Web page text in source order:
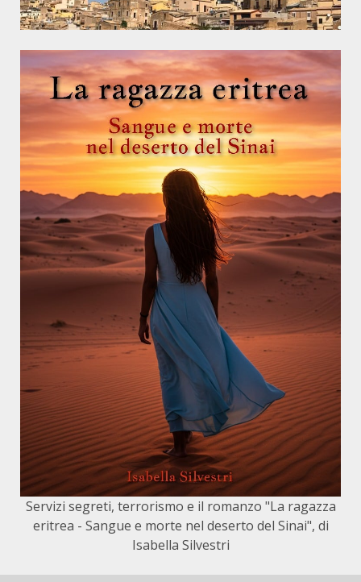
Servizi segreti, terrorismo e il romanzo "La ragazza
eritrea - Sangue e morte nel deserto del Sinai", di
Isabella Silvestri